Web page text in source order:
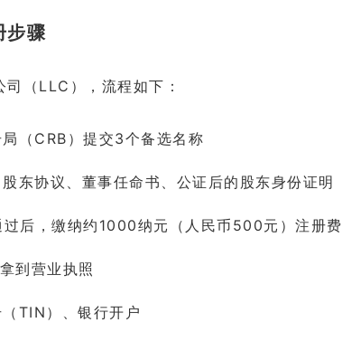
步骤
（LLC），流程如下：
（CRB）提交3个备选名称
东协议、董事任命书、公证后的股东身份证明
后，缴纳约1000纳元（人民币500元）注册费
到营业执照
TIN）、银行开户